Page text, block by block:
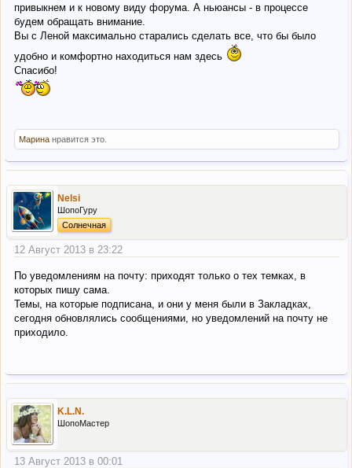
привыкнем и к новому виду форума. А ньюансы - в процессе
будем обращать внимание.
Вы с Леной максимально старались сделать все, что бы было
удобно и комфортно находиться нам здесь
Спасибо!
Марина нравится это.
Nelsi
ШопоГуру
Солнечная
12 Август 2013 в 23:22
По уведомлениям на почту: приходят только о тех темках, в
которых пишу сама.
Темы, на которые подписана, и они у меня были в Закладках,
сегодня обновлялись сообщениями, но уведомлений на почту не
приходило.
K.L.N.
ШопоМастер
13 Август 2013 в 00:01